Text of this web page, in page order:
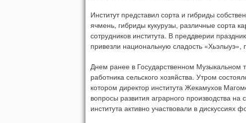
Институт представил сорта и гибриды
ячмень, гибриды кукурузы, различные сорта
сотрудников института. В преддверии
привезли национальную сладость «Хьэлыуэ»,
Днем ранее в Государственном
работника сельского хозяйства. Утром
котором директор института Жекамухов
вопросы развития аграрного производства
института активно участвовали в дискуссиях